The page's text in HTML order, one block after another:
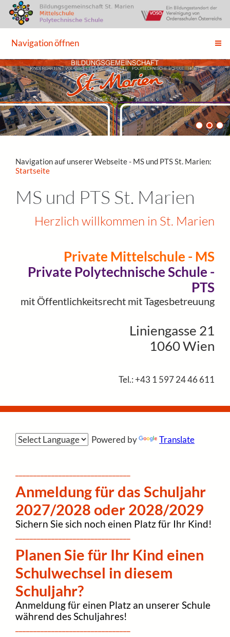
Navigation öffnen
Navigation auf unserer Webseite - MS und PTS St. Marien:
Startseite
MS und PTS St. Marien
Herzlich willkommen in St. Marien
Private Mittelschule - MS
Private Polytechnische Schule -
PTS
mit Öffentlichkeitsrecht mit Tagesbetreuung
Liniengasse 21
1060 Wien
Tel.: +43 1 597 24 46 611
Powered by Translate
Anmeldung für das Schuljahr
2027/2028 oder 2028/2029
Sichern Sie sich noch einen Platz für Ihr Kind!
Planen Sie für Ihr Kind einen
Schulwechsel in diesem
Schuljahr?
Anmeldung für einen Platz an unserer Schule
während des Schuljahres!